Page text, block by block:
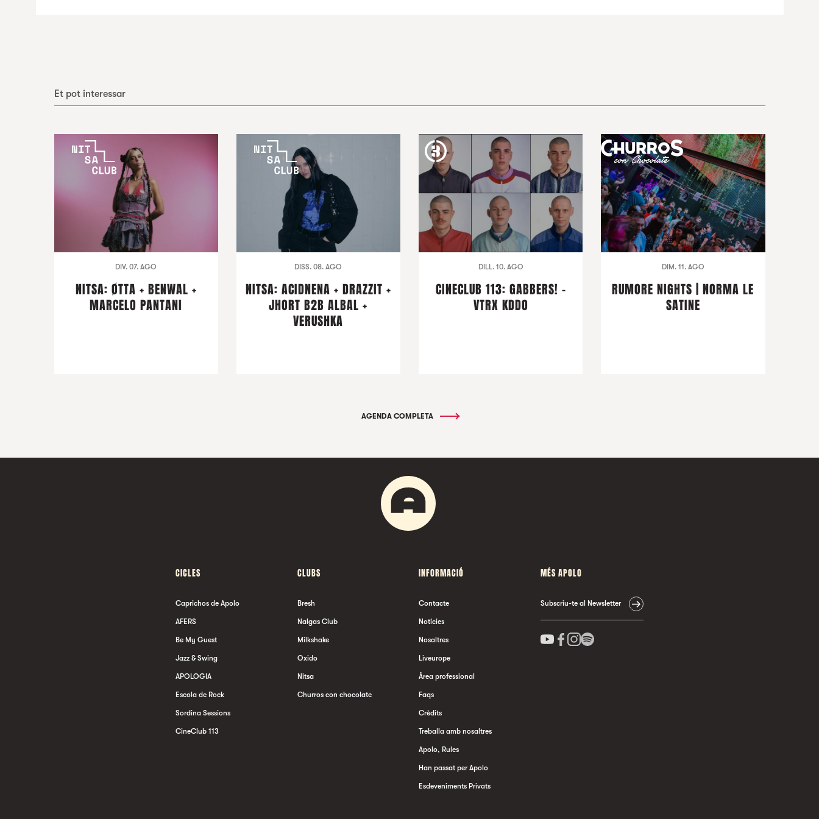
Et pot interessar
DIV. 07. AGO
NITSA: ØTTA + BENWAL +
MARCELO PANTANI
DISS. 08. AGO
NITSA: ACIDNENA + DRAZZIT +
JHORT B2B ALBAL +
VERUSHKA
DILL. 10. AGO
CINECLUB 113: GABBERS! -
VTRX KDDO
DIM. 11. AGO
RUMORE NIGHTS | NORMA LE
SATINE
AGENDA COMPLETA
CICLES
Caprichos de Apolo
AFERS
Be My Guest
Jazz & Swing
APOLOGIA
Escola de Rock
Sordina Sessions
CineClub 113
CLUBS
Bresh
Nalgas Club
Milkshake
Oxido
Nitsa
Churros con chocolate
INFORMACIÓ
Contacte
Notícies
Nosaltres
Liveurope
Àrea professional
Faqs
Crèdits
Treballa amb nosaltres
Apolo, Rules
Han passat per Apolo
Esdeveniments Privats
MÉS APOLO
Subscriu-te al Newsletter